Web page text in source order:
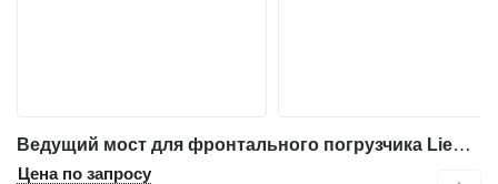
Ведущий мост для фронтального погрузчика Liebherr L 566
Цена по запросу